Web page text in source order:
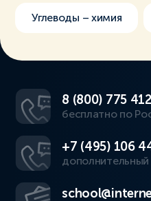
Углеводы – химия
8 (800) 775
бесплатно по
+7 (495) 106